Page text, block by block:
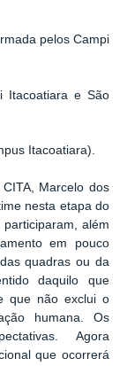
pelos Campi
Itacoatiara e São
Itacoatiara).
Marcelo dos
nesta etapa do
além
em pouco
quadras ou da
daquilo que
que não exclui o
humana. Os
Agora
que ocorrerá